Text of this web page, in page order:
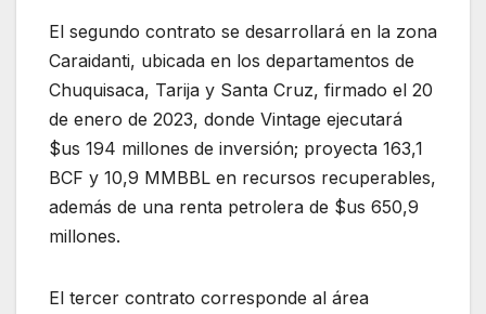
El segundo contrato se desarrollará en la zona
Caraidanti, ubicada en los departamentos de
Chuquisaca, Tarija y Santa Cruz, firmado el 20
de enero de 2023, donde Vintage ejecutará
$us 194 millones de inversión; proyecta 163,1
BCF y 10,9 MMBBL en recursos recuperables,
además de una renta petrolera de $us 650,9
millones.
El tercer contrato corresponde al área